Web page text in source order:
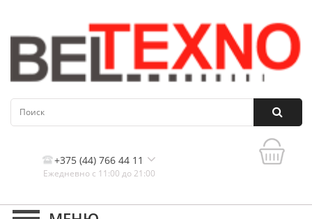
+375 (44) 766 44 11
Ежедневно с 11:00 до 21:00